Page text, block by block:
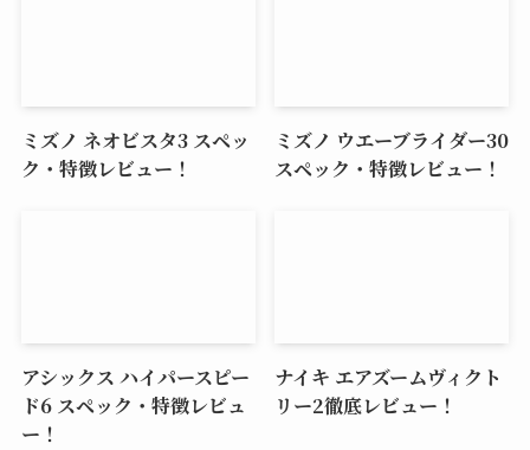
ミズノ ネオビスタ3 スペッ
ク・特徴レビュー！
ミズノ ウエーブライダー30
スペック・特徴レビュー！
アシックス ハイパースピー
ド6 スペック・特徴レビュ
ー！
ナイキ エアズームヴィクト
リー2徹底レビュー！